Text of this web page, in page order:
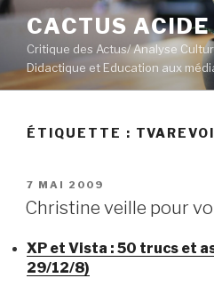
Aller
contenu
principal
CACTUS ACIDE
Critique des Actus/ Analyse
Didactique et Education aux
ÉTIQUETTE :
PUBLIÉ
LE
7 MAI 2009
Christine veille pour
XP et Vista : 50 trucs et
29/12/8)